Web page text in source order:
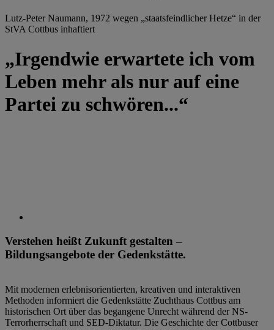
Lutz-Peter Naumann, 1972 wegen „staatsfeindlicher Hetze“ in der
StVA Cottbus inhaftiert
„Irgendwie erwartete ich vom
Leben mehr als nur auf eine
Partei zu schwören...“
Verstehen heißt Zukunft gestalten –
Bildungsangebote der Gedenkstätte.
Mit modernen erlebnisorientierten, kreativen und interaktiven
Methoden informiert die Gedenkstätte Zuchthaus Cottbus am
historischen Ort über das begangene Unrecht während der NS-
Terrorherrschaft und SED-Diktatur. Die Geschichte der Cottbuser